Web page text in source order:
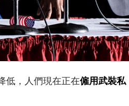
低，人們現在正在僱用武裝私